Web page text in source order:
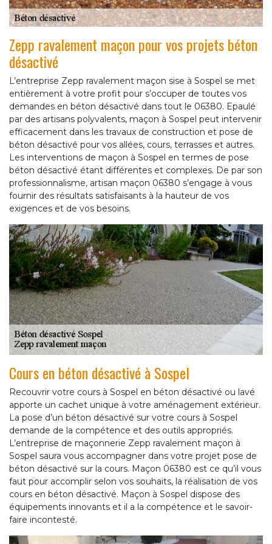
Zepp ravalement maçon pour vos projets béton
désactivé
L’entreprise Zepp ravalement maçon sise à Sospel se met
entièrement à votre profit pour s’occuper de toutes vos
demandes en béton désactivé dans tout le 06380. Epaulé
par des artisans polyvalents, maçon à Sospel peut intervenir
efficacement dans les travaux de construction et pose de
béton désactivé pour vos allées, cours, terrasses et autres.
Les interventions de maçon à Sospel en termes de pose
béton désactivé étant différentes et complexes. De par son
professionnalisme, artisan maçon 06380 s’engage à vous
fournir des résultats satisfaisants à la hauteur de vos
exigences et de vos besoins.
Cours en béton désactivé à Sospel
Recouvrir votre cours à Sospel en béton désactivé ou lavé
apporte un cachet unique à votre aménagement extérieur.
La pose d’un béton désactivé sur votre cours à Sospel
demande de la compétence et des outils appropriés.
L’entreprise de maçonnerie Zepp ravalement maçon à
Sospel saura vous accompagner dans votre projet pose de
béton désactivé sur la cours. Maçon 06380 est ce qu’il vous
faut pour accomplir selon vos souhaits, la réalisation de vos
cours en béton désactivé. Maçon à Sospel dispose des
équipements innovants et il a la compétence et le savoir-
faire incontesté.